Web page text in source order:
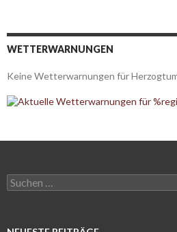
WETTERWARNUNGEN
Keine Wetterwarnungen für
Suchen
nach: